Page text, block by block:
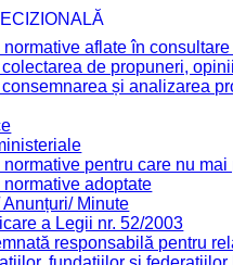
aflate în
de propuneri,
și analizarea
pentru care nu
adoptate
Minute
a Legii nr. 52/2003
responsabilă pentru